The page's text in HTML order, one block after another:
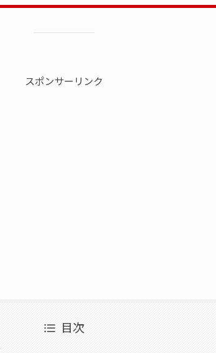
スポンサーリンク
目次